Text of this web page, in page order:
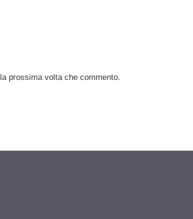
prossima volta che commento.